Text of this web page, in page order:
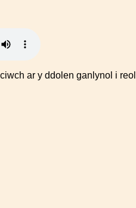
ar y ddolen ganlynol i